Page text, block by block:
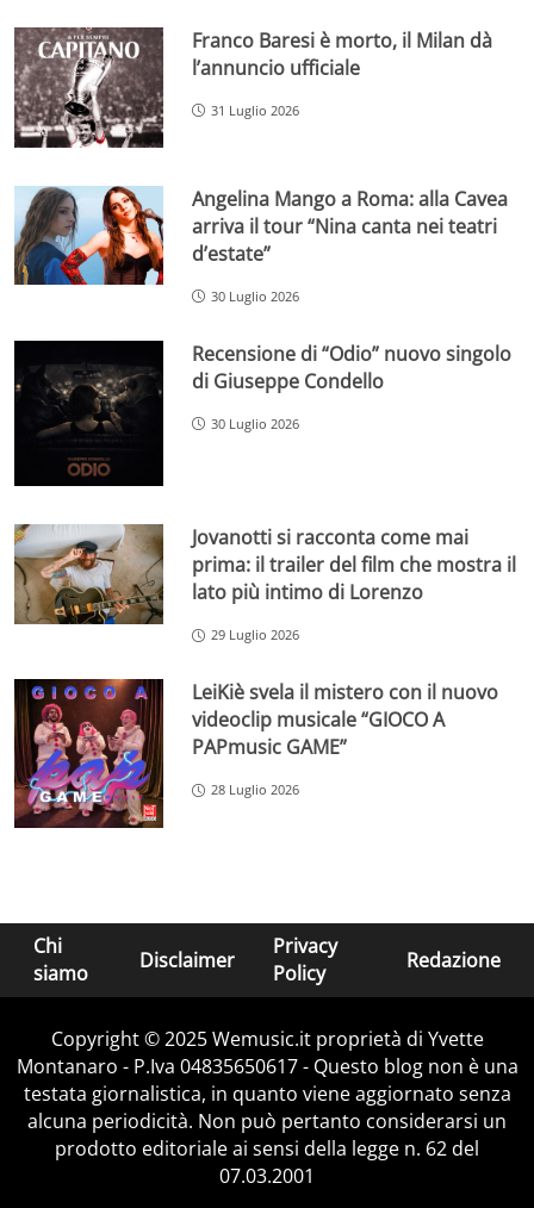
Franco Baresi è morto, il Milan dà
l’annuncio ufficiale
31 Luglio 2026
Angelina Mango a Roma: alla Cavea
arriva il tour “Nina canta nei teatri
d’estate”
30 Luglio 2026
Recensione di “Odio” nuovo singolo
di Giuseppe Condello
30 Luglio 2026
Jovanotti si racconta come mai
prima: il trailer del film che mostra il
lato più intimo di Lorenzo
29 Luglio 2026
LeiKiè svela il mistero con il nuovo
videoclip musicale “GIOCO A
PAPmusic GAME”
28 Luglio 2026
Chi
siamo
Disclaimer
Privacy
Policy
Redazione
Copyright © 2025 Wemusic.it proprietà di Yvette
Montanaro - P.Iva 04835650617 - Questo blog non è una
testata giornalistica, in quanto viene aggiornato senza
alcuna periodicità. Non può pertanto considerarsi un
prodotto editoriale ai sensi della legge n. 62 del
07.03.2001